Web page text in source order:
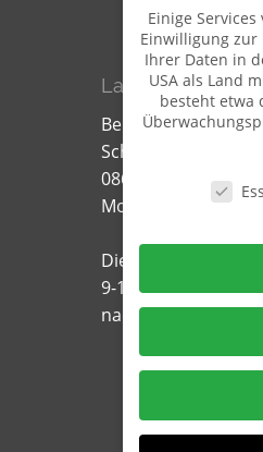
Lager für
Bernd Weißbach
Schillerstr. 20
08606 Oelsnitz
Mobil: 01520
Dienstag - Mittwoch
9-12.00 und 13-
nach Vereinbarung)
Einige
Einwilligung zur
Ihrer Daten in
USA als Land
besteht etwa